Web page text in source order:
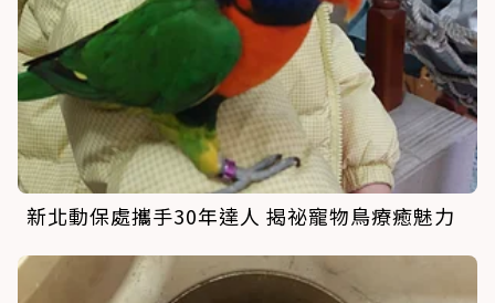
新北動保處攜手30年達人 揭祕寵物鳥療癒魅力